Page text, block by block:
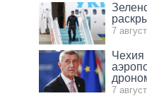
7
Чехия
7